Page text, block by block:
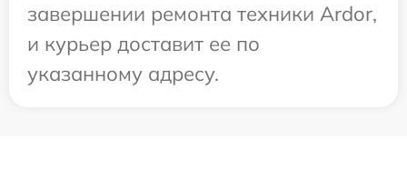
завершении ремонта техники Ardor,
и курьер доставит ее по
указанному адресу.